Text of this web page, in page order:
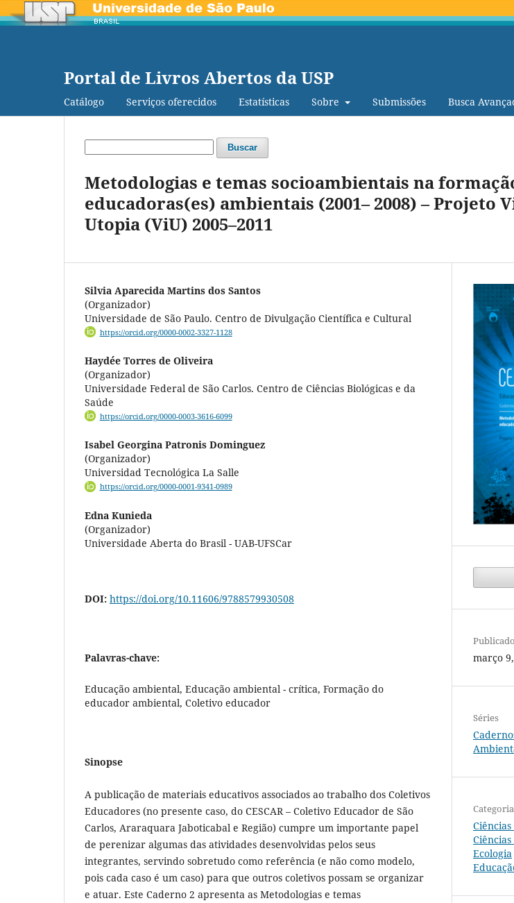
Portal de Livros Abertos da USP
Catálogo Serviços oferecidos Estatísticas Sobre Submissões Busca
Buscar
Metodologias e temas socioambientais na
educadoras(es) ambientais (2001– 2008) – Projeto
Utopia (ViU) 2005–2011
Silvia Aparecida Martins dos Santos
(Organizador)
Universidade de São Paulo. Centro de Divulgação Científica e Cultural
https://orcid.org/0000-0002-3327-1128
Haydée Torres de Oliveira
(Organizador)
Universidade Federal de São Carlos. Centro de Ciências Biológicas e da
Saúde
https://orcid.org/0000-0003-3616-6099
Isabel Georgina Patronis Dominguez
(Organizador)
Universidad Tecnológica La Salle
https://orcid.org/0000-0001-9341-0989
Edna Kunieda
(Organizador)
Universidade Aberta do Brasil - UAB-UFSCar
DOI: https://doi.org/10.11606/9788579930508
Palavras-chave:
Educação ambiental, Educação ambiental - crítica, Formação do
educador ambiental, Coletivo educador
Sinopse
A publicação de materiais educativos associados ao trabalho dos Coletivos
Educadores (no presente caso, do CESCAR – Coletivo Educador de São
Carlos, Araraquara Jaboticabal e Região) cumpre um importante papel
de perenizar algumas das atividades desenvolvidas pelos seus
integrantes, servindo sobretudo como referência (e não como modelo,
pois cada caso é um caso) para que outros coletivos possam se organizar
e atuar. Este Caderno 2 apresenta as Metodologias e temas
Publicado
março
Séries
Ecologia